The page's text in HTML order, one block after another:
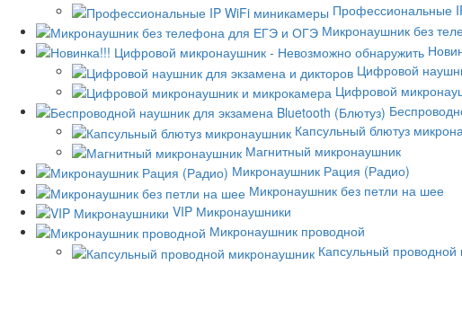
Профессиональные
Микронаушник без
Цифровой
Цифровой
Капсульный блютуз
Магнитный микронаушник
Микронаушник Рация (Радио)
Микронаушник без петли на шее
VIP Микронаушники
Микронаушник проводной
Капсульный